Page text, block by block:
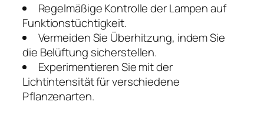
Regelmäßige Kontrolle der Lampen auf
Funktionstüchtigkeit.
Vermeiden Sie Überhitzung, indem Sie
die Belüftung sicherstellen.
Experimentieren Sie mit der
Lichtintensität für verschiedene
Pflanzenarten.